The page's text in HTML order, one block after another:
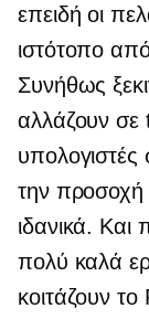
επειδή οι
ιστότοπο
Συνήθως
αλλάζουν σε
υπολογιστές
την προσοχή
ιδανικά. Και
πολύ καλά
κοιτάζουν